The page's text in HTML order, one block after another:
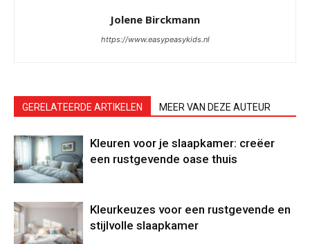
Jolene Birckmann
https://www.easypeasykids.nl
GERELATEERDE ARTIKELEN MEER VAN DEZE AUTEUR
Kleuren voor je slaapkamer: creëer
een rustgevende oase thuis
Kleurkeuzes voor een rustgevende en
stijlvolle slaapkamer